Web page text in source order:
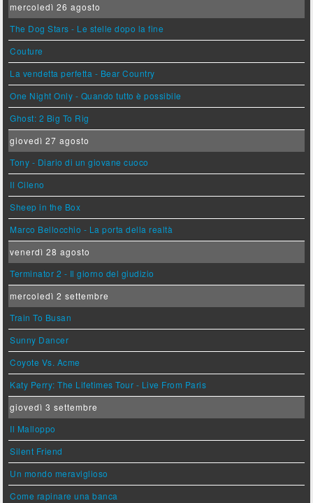
mercoledì 26 agosto
The Dog Stars - Le stelle dopo la fine
Couture
La vendetta perfetta - Bear Country
One Night Only - Quando tutto è possibile
Ghost: 2 Big To Rig
giovedì 27 agosto
Tony - Diario di un giovane cuoco
Il Cileno
Sheep in the Box
Marco Bellocchio - La porta della realtà
venerdì 28 agosto
Terminator 2 - Il giorno del giudizio
mercoledì 2 settembre
Train To Busan
Sunny Dancer
Coyote Vs. Acme
Katy Perry: The Lifetimes Tour - Live From Paris
giovedì 3 settembre
Il Malloppo
Silent Friend
Un mondo meraviglioso
Come rapinare una banca